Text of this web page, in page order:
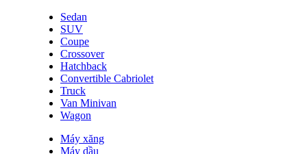
Sedan
SUV
Coupe
Crossover
Hatchback
Convertible Cabriolet
Truck
Van Minivan
Wagon
Máy xăng
Máy dầu